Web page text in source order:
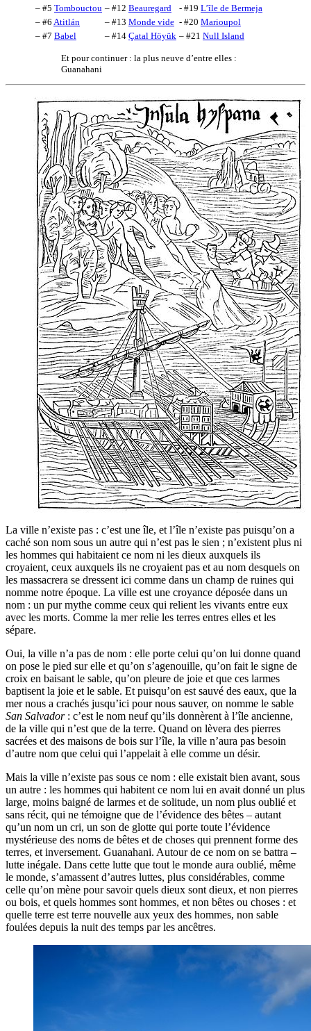
– #5 Tombouctou – #12 Beauregard - #19 L’île de Bermeja
– #6 Atitlán – #13 Monde vide - #20 Marioupol
– #7 Babel – #14 Çatal Höyük – #21 Null Island
Et pour continuer : la plus neuve d’entre elles :
Guanahani
La ville n’existe pas : c’est une île, et l’île n’existe pas puisqu’on a
caché son nom sous un autre qui n’est pas le sien ; n’existent plus ni
les hommes qui habitaient ce nom ni les dieux auxquels ils
croyaient, ceux auxquels ils ne croyaient pas et au nom desquels on
les massacrera se dressent ici comme dans un champ de ruines qui
nomme notre époque. La ville est une croyance déposée dans un
nom : un pur mythe comme ceux qui relient les vivants entre eux
avec les morts. Comme la mer relie les terres entres elles et les
sépare.
Oui, la ville n’a pas de nom : elle porte celui qu’on lui donne quand
on pose le pied sur elle et qu’on s’agenouille, qu’on fait le signe de
croix en baisant le sable, qu’on pleure de joie et que ces larmes
baptisent la joie et le sable. Et puisqu’on est sauvé des eaux, que la
mer nous a crachés jusqu’ici pour nous sauver, on nomme le sable
San Salvador: c’est le nom neuf qu’ils donnèrent à l’île ancienne,
de la ville qui n’est que de la terre. Quand on lèvera des pierres
sacrées et des maisons de bois sur l’île, la ville n’aura pas besoin
d’autre nom que celui qui l’appelait à elle comme un désir.
Mais la ville n’existe pas sous ce nom : elle existait bien avant, sous
un autre : les hommes qui habitent ce nom lui en avait donné un plus
large, moins baigné de larmes et de solitude, un nom plus oublié et
sans récit, qui ne témoigne que de l’évidence des bêtes – autant
qu’un nom un cri, un son de glotte qui porte toute l’évidence
mystérieuse des noms de bêtes et de choses qui prennent forme des
terres, et inversement. Guanahani. Autour de ce nom on se battra –
lutte inégale. Dans cette lutte que tout le monde aura oublié, même
le monde, s’amassent d’autres luttes, plus considérables, comme
celle qu’on mène pour savoir quels dieux sont dieux, et non pierres
ou bois, et quels hommes sont hommes, et non bêtes ou choses : et
quelle terre est terre nouvelle aux yeux des hommes, non sable
foulées depuis la nuit des temps par les ancêtres.